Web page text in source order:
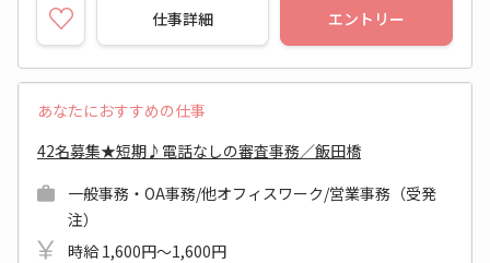
仕事詳細 エントリー
あなたにおすすめの仕事
42名募集★短期♪電話なしの審査事務／飯田橋
一般事務・OA事務/他オフィスワーク/営業事務（受発
注）
時給 1,600円～1,600円